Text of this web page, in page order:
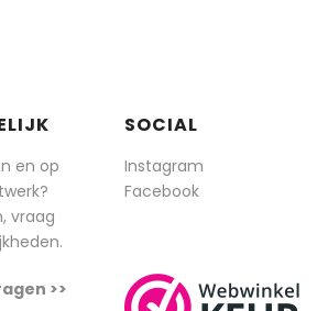
en op
vraag
>>
SOCIAL
Instagram
Facebook